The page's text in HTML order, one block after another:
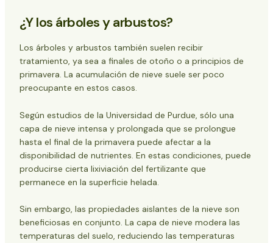
¿Y los árboles y arbustos?
Los árboles y arbustos también suelen recibir
tratamiento, ya sea a finales de otoño o a principios de
primavera. La acumulación de nieve suele ser poco
preocupante en estos casos.
Según estudios de la Universidad de Purdue, sólo una
capa de nieve intensa y prolongada que se prolongue
hasta el final de la primavera puede afectar a la
disponibilidad de nutrientes. En estas condiciones, puede
producirse cierta lixiviación del fertilizante que
permanece en la superficie helada.
Sin embargo, las propiedades aislantes de la nieve son
beneficiosas en conjunto. La capa de nieve modera las
temperaturas del suelo, reduciendo las temperaturas